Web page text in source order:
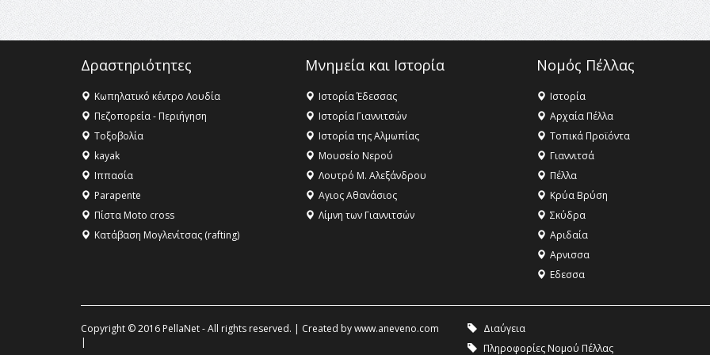
Δραστηριότητες
Κωπηλατικό κέντρο Λουδία
Πεζοπορεία - Περιήγηση
Τοξοβολία
kayak
Ιππασία
Parapente
Πίστα Moto cross
Κατάβαση Μογλενίτσας (rafting)
Μνημεία και Ιστορία
Ιστορία Έδεσσας
Ιστορία Γιαννιτσών
Ιστορία της Αλμωπίας
Μουσείο Νερού
Λουτρό Μ. Αλεξάνδρου
Αγιος Αθανάσιος
Λίμνη των Γιαννιτσών
Νομός Πέλλας
Ιστορία
Αρχαία Πέλλα
Τοπικά Προϊόντα
Γιαννιτσά
Πέλλα
Κρύα Βρύση
Σκύδρα
Αριδαία
Aρνισσα
Eδεσσα
Copyright © 2016 PellaNet - All rights reserved. | Created bywww.aneveno.com
|
Διαύγεια
Πληροφορίες Νομού Πέλλας